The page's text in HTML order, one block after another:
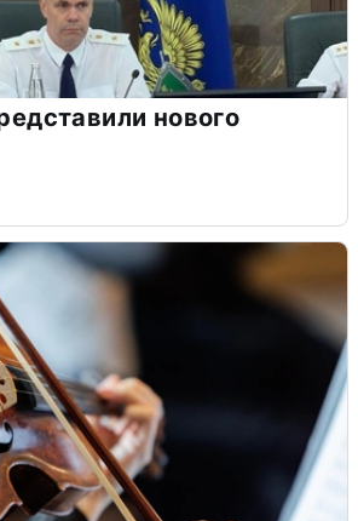
нового